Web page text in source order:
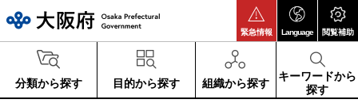
緊急情報 Language 閲覧補助
分類から探す 目的から探す 組織から探す
キーワードから
探す